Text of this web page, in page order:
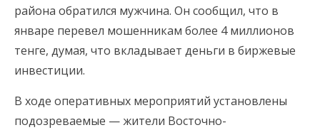
района обратился мужчина. Он сообщил, что в
январе перевел мошенникам более 4 миллионов
тенге, думая, что вкладывает деньги в биржевые
инвестиции.
В ходе оперативных мероприятий установлены
подозреваемые — жители Восточно-